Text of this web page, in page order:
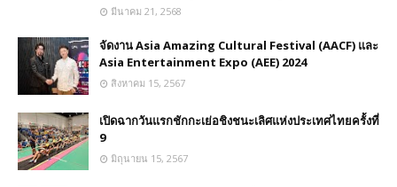
มีนาคม 21, 2568
จัดงาน Asia Amazing Cultural Festival (AACF) และ
Asia Entertainment Expo (AEE) 2024
สิงหาคม 15, 2567
เปิดฉากวันแรกชักกะเย่อชิงชนะเลิศแห่งประเทศไทยครั้งที่
9
มิถุนายน 15, 2567